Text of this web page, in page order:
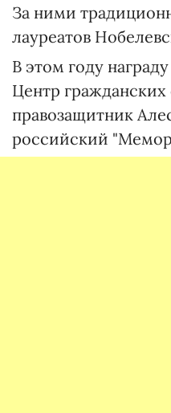
За ними
лауреатов
В этом году
Центр
правозащитник
российский